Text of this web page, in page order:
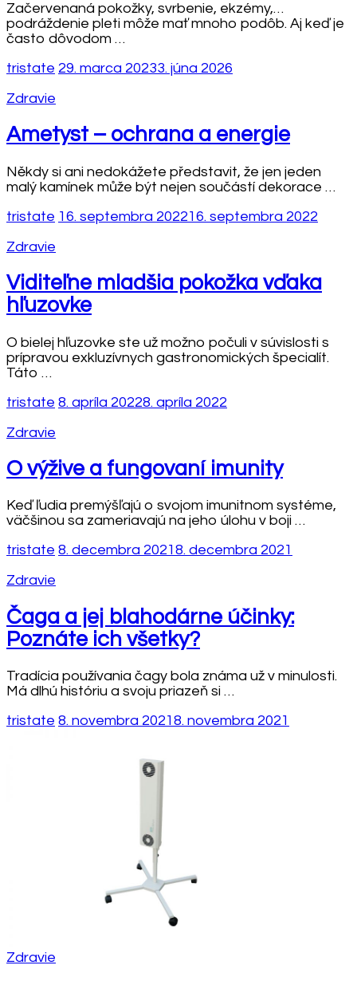
Začervenaná pokožky, svrbenie, ekzémy,…
podráždenie pleti môže mať mnoho podôb. Aj keď je
často dôvodom …
tristate 29. marca 20233. júna 2026
Zdravie
Ametyst – ochrana a energie
Někdy si ani nedokážete představit, že jen jeden
malý kamínek může být nejen součástí dekorace …
tristate 16. septembra 202216. septembra 2022
Zdravie
Viditeľne mladšia pokožka vďaka
hľuzovke
O bielej hľuzovke ste už možno počuli v súvislosti s
prípravou exkluzívnych gastronomických špecialít.
Táto …
tristate 8. apríla 20228. apríla 2022
Zdravie
O výžive a fungovaní imunity
Keď ľudia premýšľajú o svojom imunitnom systéme,
väčšinou sa zameriavajú na jeho úlohu v boji …
tristate 8. decembra 2021 8. decembra 2021
Zdravie
Čaga a jej blahodárne účinky:
Poznáte ich všetky?
Tradícia používania čagy bola známa už v minulosti.
Má dlhú históriu a svoju priazeň si …
tristate 8. novembra 2021 8. novembra 2021
Zdravie